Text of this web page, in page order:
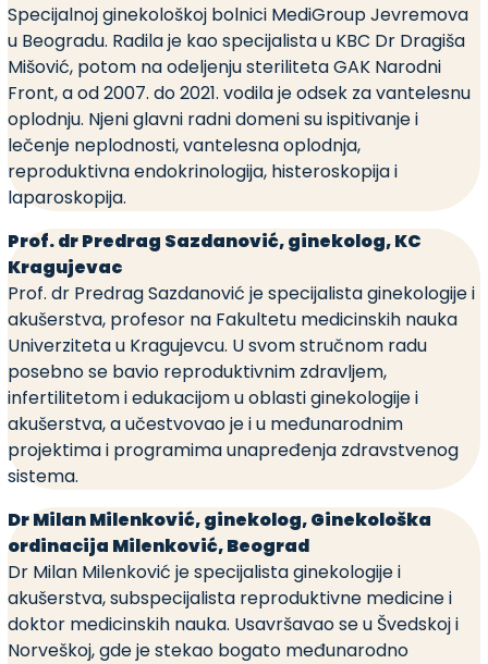
Specijalnoj ginekološkoj bolnici MediGroup Jevremova
u Beogradu. Radila je kao specijalista u KBC Dr Dragiša
Mišović, potom na odeljenju steriliteta GAK Narodni
Front, a od 2007. do 2021. vodila je odsek za vantelesnu
oplodnju. Njeni glavni radni domeni su ispitivanje i
lečenje neplodnosti, vantelesna oplodnja,
reproduktivna endokrinologija, histeroskopija i
laparoskopija.
Prof. dr Predrag Sazdanović, ginekolog, KC
Kragujevac
Prof. dr Predrag Sazdanović je specijalista ginekologije i
akušerstva, profesor na Fakultetu medicinskih nauka
Univerziteta u Kragujevcu. U svom stručnom radu
posebno se bavio reproduktivnim zdravljem,
infertilitetom i edukacijom u oblasti ginekologije i
akušerstva, a učestvovao je i u međunarodnim
projektima i programima unapređenja zdravstvenog
sistema.
Dr Milan Milenković, ginekolog, Ginekološka
ordinacija Milenković, Beograd
Dr Milan Milenković je specijalista ginekologije i
akušerstva, subspecijalista reproduktivne medicine i
doktor medicinskih nauka. Usavršavao se u Švedskoj i
Norveškoj, gde je stekao bogato međunarodno